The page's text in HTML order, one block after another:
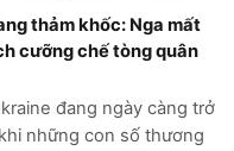
thảm khốc: Nga mất
cưỡng chế tòng quân
đang ngày càng trở
những con số thương